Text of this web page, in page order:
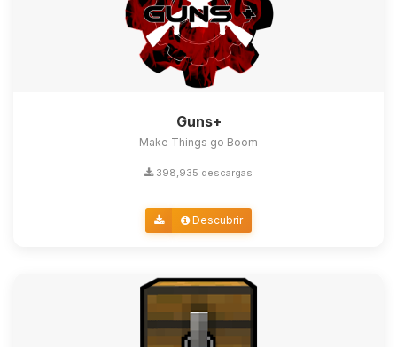
Guns+
Make Things go Boom
398,935 descargas
Descubrir